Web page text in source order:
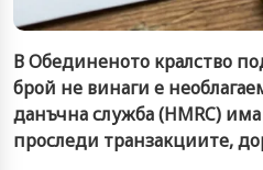
В Обединеното кралство
брой не винаги е
данъчна служба (HMRC)
проследи транзакциите,